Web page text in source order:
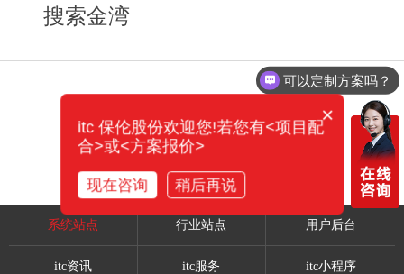
搜索金湾
系统站点 行业站点 用户后台
itc资讯 itc服务 itc小程序
可以定制方案吗？
×
itc 保伦股份欢迎您!若您有<项目配
合>或<方案报价>
现在咨询 稍后再说